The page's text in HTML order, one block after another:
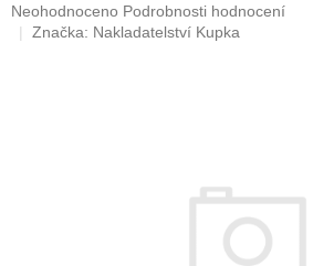
Průměrné
hodnocení
Neohodnoceno Podrobnosti hodnocení
Značka: Nakladatelství Kupka